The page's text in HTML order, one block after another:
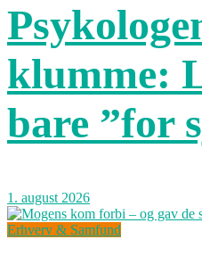
klumme:
bare ”for
1. august 2026
Erhverv & Samfund